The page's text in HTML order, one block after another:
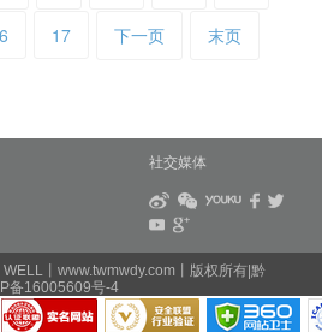
17 下一页 末页
社交媒体
丨www.twmwdy.com丨版权所有|黔
备16005609号-4